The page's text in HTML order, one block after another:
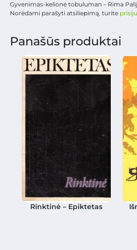
Gyvenimas-kelionė tobuluman – Rima
Norėdami parašyti atsiliepimą, turite
Panašūs produktai
Rinktinė – Epiktetas